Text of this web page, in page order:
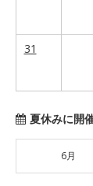
31
夏休みに開
6月